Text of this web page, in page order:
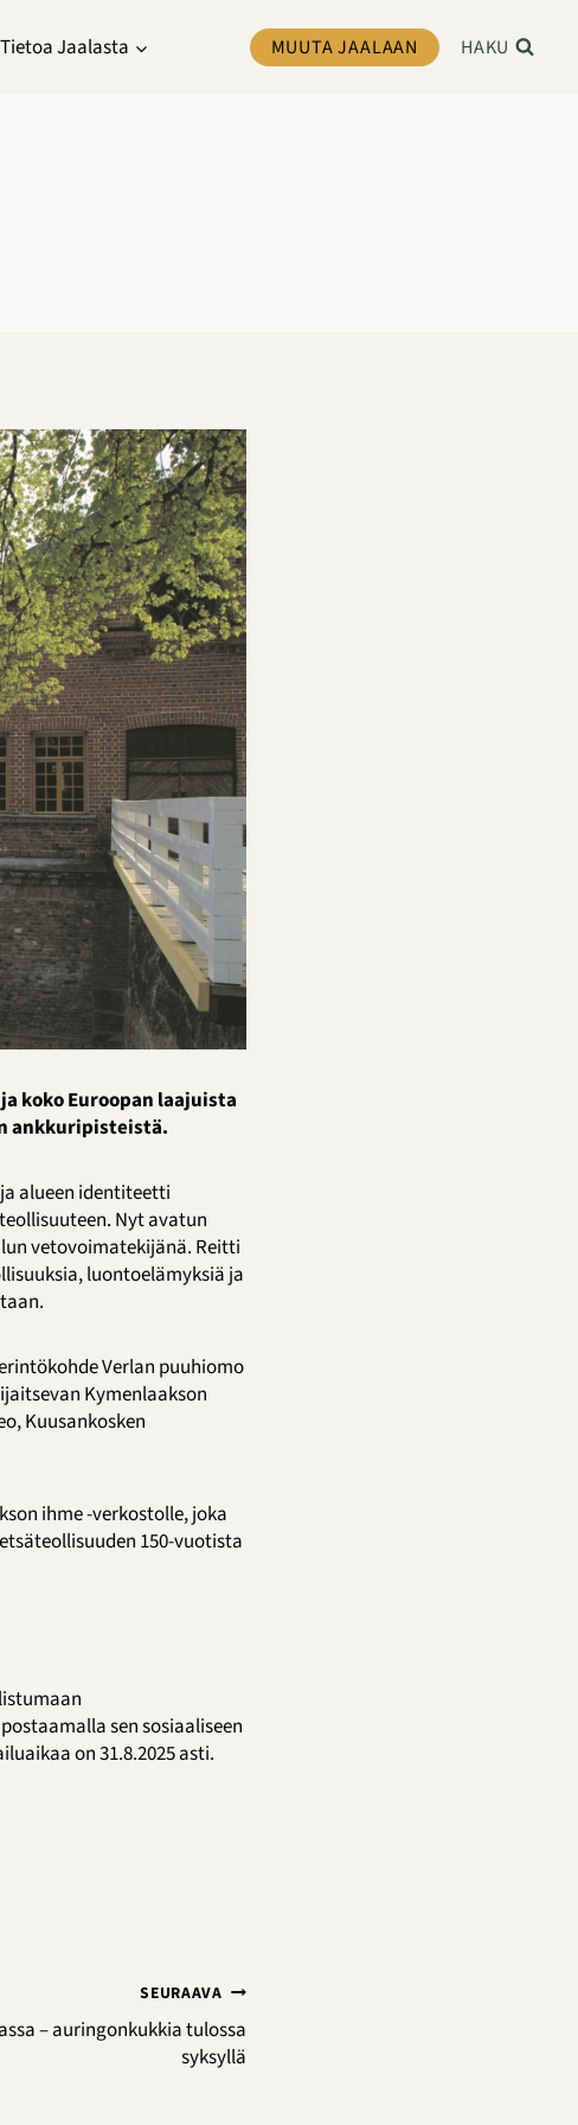
Tietoa Jaalasta MUUTA JAALAAN HAKU
koko Euroopan laajuista
ankkuripisteistä.
alueen identiteetti
Nyt avatun
vetovoimatekijänä. Reitti
luontoelämyksiä ja
Verlan puuhiomo
Kymenlaakson
Kuusankosken
ihme -verkostolle, joka
150-vuotista
sen sosiaaliseen
on 31.8.2025 asti.
SEURAAVA
– auringonkukkia tulossa
syksyllä